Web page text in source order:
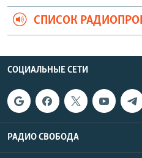
СПИСОК
СОЦИАЛЬНЫЕ СЕТИ
РАДИО СВОБОДА